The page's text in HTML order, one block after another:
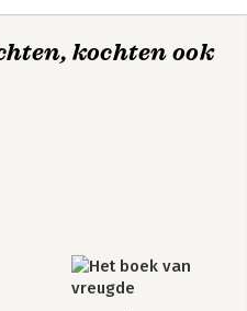
kochten ook